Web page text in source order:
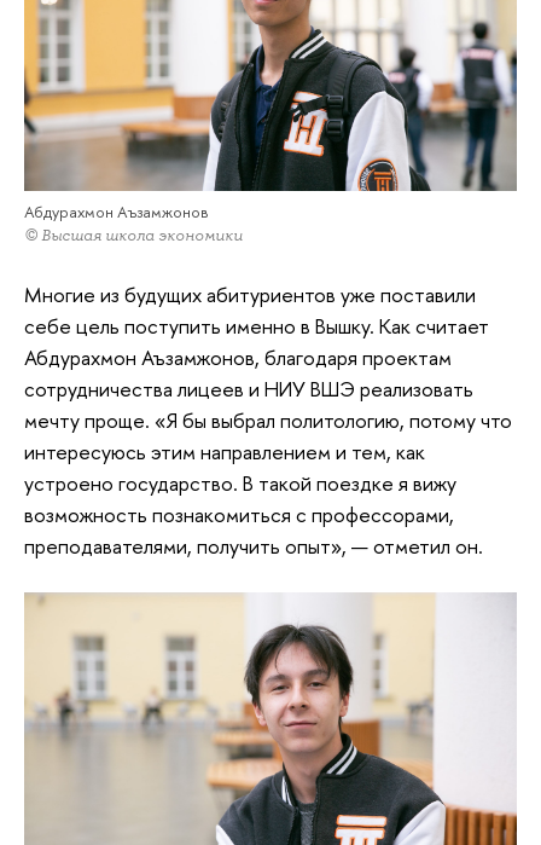
Абдурахмон Аъзамжонов
© Высшая школа экономики
Многие из будущих абитуриентов уже поставили
себе цель поступить именно в Вышку. Как считает
Абдурахмон Аъзамжонов, благодаря проектам
сотрудничества лицеев и НИУ ВШЭ реализовать
мечту проще. «Я бы выбрал политологию, потому что
интересуюсь этим направлением и тем, как
устроено государство. В такой поездке я вижу
возможность познакомиться с профессорами,
преподавателями, получить опыт», — отметил он.